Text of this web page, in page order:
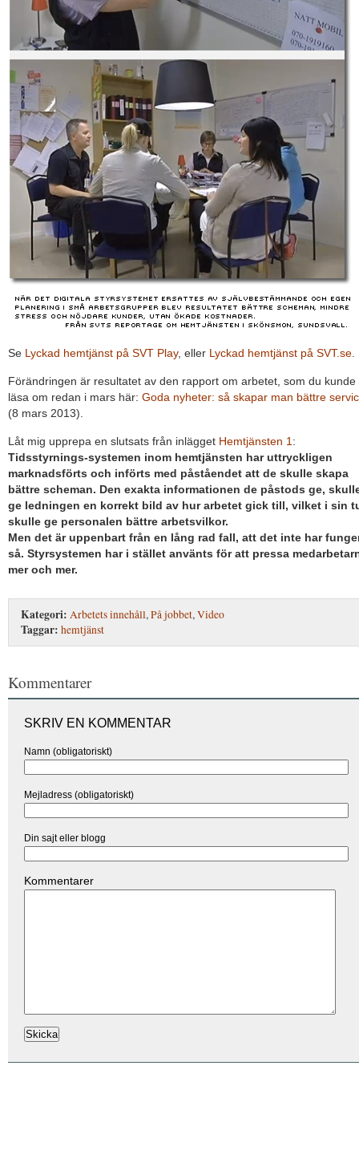
Se Lyckad hemtjänst på SVT Play, eller Lyckad hemtjänst på SVT.se
Förändringen är resultatet av den rapport om arbetet, som du kunde
läsa om redan i mars här: Goda nyheter: så skapar man bättre
(8 mars 2013).
Låt mig upprepa en slutsats från inlägget Hemtjänsten 1 :
Tidsstyrnings-systemen inom hemtjänsten har uttryckligen
marknadsförts och införts med påståendet att de skulle skapa
bättre scheman. Den exakta informationen de påstods ge,
ge ledningen en korrekt bild av hur arbetet gick till, vilket i sin
skulle ge personalen bättre arbetsvilkor.
Men det är uppenbart från en lång rad fall, att det inte har
så. Styrsystemen har i stället använts för att pressa
mer och mer.
Kategori: Arbetets innehåll, På jobbet, Video
Taggar: hemtjänst
Kommentarer
SKRIV EN KOMMENTAR
Namn (obligatoriskt)
Mejladress (obligatoriskt)
Din sajt eller blogg
Kommentarer